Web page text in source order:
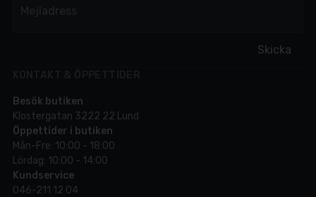
Skicka
Besök butiken
Klostergatan 3222 22 Lund
Öppettider i butiken
Mån-Fre: 10:00 - 18:00
Lördag: 10:00 - 14:00
Kundservice
046-211 12 04